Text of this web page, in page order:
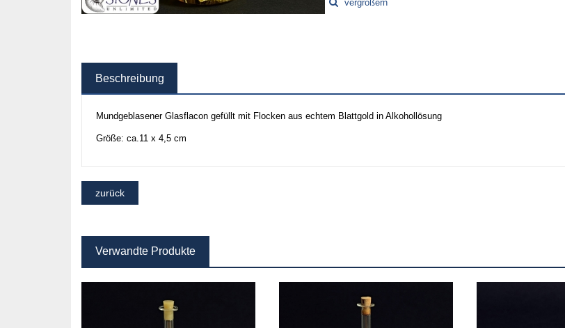
vergrößern
Beschreibung
Mundgeblasener Glasflacon gefüllt mit Flocken aus echtem Blattgold in Alkohollösung
Größe: ca.11 x 4,5 cm
Verwandte Produkte